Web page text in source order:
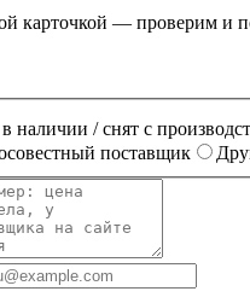
карточкой — проверим и
наличии / снят с
поставщик